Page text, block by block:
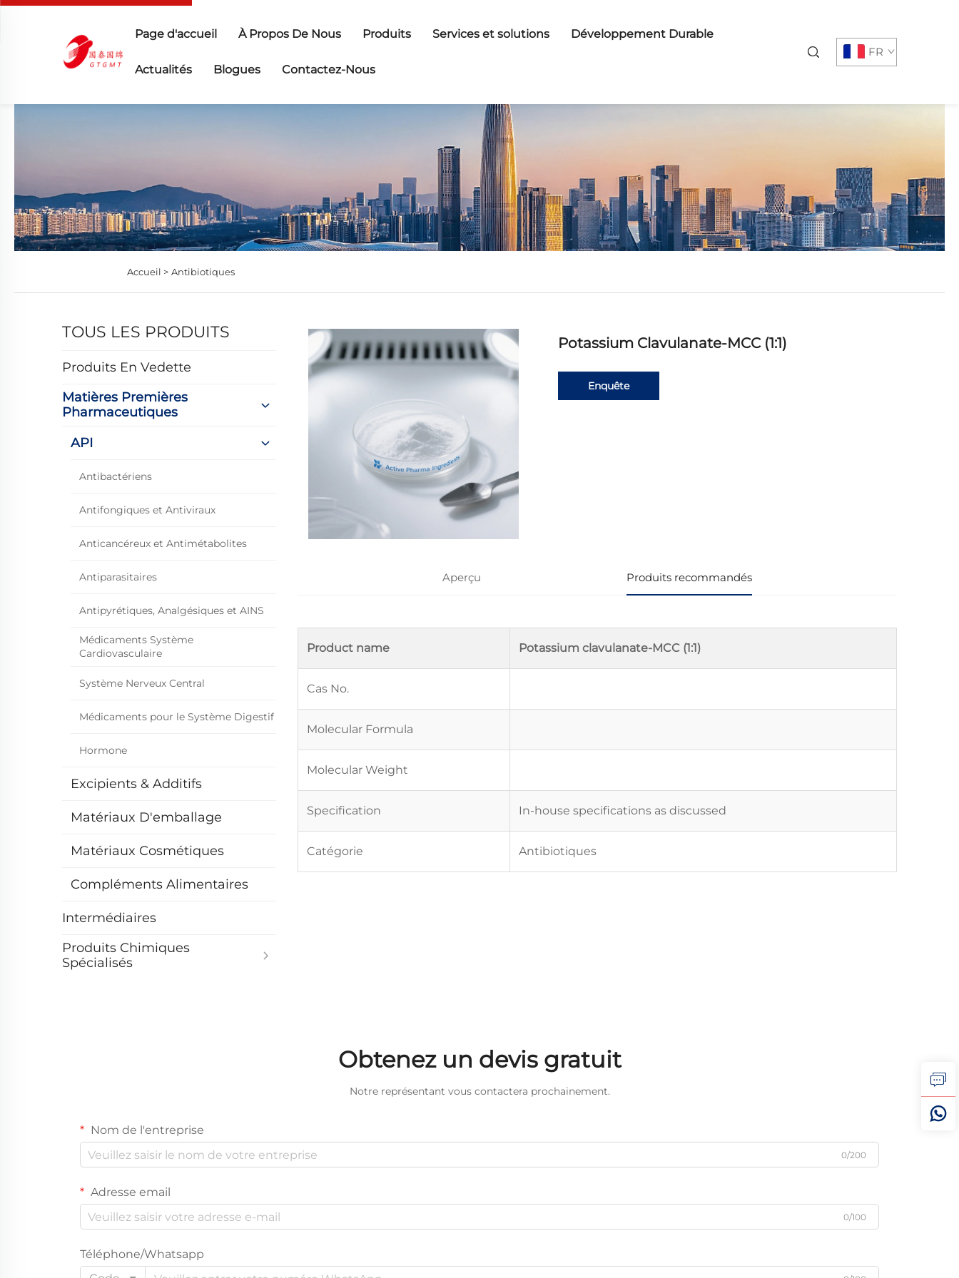
Page d'accueil À Propos De Nous Produits Services et solutions Développement Durable
Actualités Blogues Contactez-Nous
FR
Accueil > Antibiotiques
TOUS LES PRODUITS
Produits En Vedette
Matières Premières
Pharmaceutiques
API
Antibactériens
Antifongiques et Antiviraux
Anticancéreux et Antimétabolites
Antiparasitaires
Antipyrétiques, Analgésiques et AINS
Médicaments Système
Cardiovasculaire
Système Nerveux Central
Médicaments pour le Système Digestif
Hormone
Excipients & Additifs
Matériaux D'emballage
Matériaux Cosmétiques
Compléments Alimentaires
Intermédiaires
Produits Chimiques
Spécialisés
Potassium Clavulanate-MCC (1:1)
Enquête
Aperçu Produits recommandés
Product name Potassium clavulanate-MCC (1:1)
Cas No.
Molecular Formula
Molecular Weight
Specification In-house specifications as discussed
Catégorie Antibiotiques
Obtenez un devis gratuit
Notre représentant vous contactera prochainement.
Nom de l'entreprise
0/200
Adresse email
0/100
Téléphone/Whatsapp